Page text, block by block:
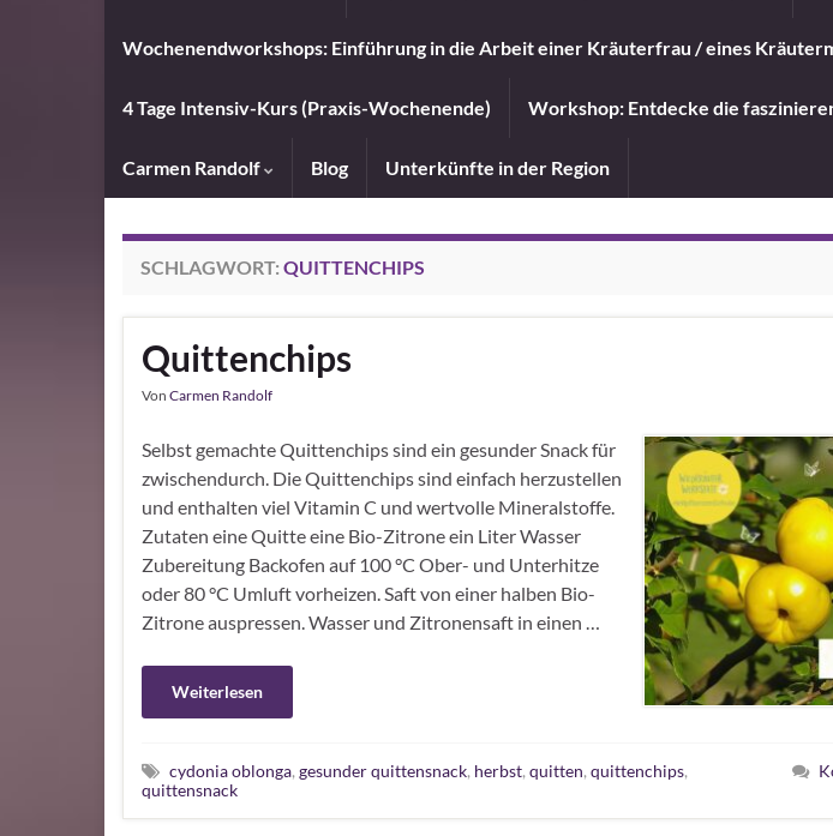
Wochenendworkshops: Einführung in die Arbeit einer Kräuterfrau / eines
4 Tage Intensiv-Kurs (Praxis-Wochenende) Workshop: Entdecke die
Carmen Randolf Blog Unterkünfte in der Region
SCHLAGWORT: QUITTENCHIPS
Quittenchips
Von Carmen Randolf
Selbst gemachte Quittenchips sind ein gesunder Snack für
zwischendurch. Die Quittenchips sind einfach herzustellen
und enthalten viel Vitamin C und wertvolle Mineralstoffe.
Zutaten eine Quitte eine Bio-Zitrone ein Liter Wasser
Zubereitung Backofen auf 100 °C Ober- und Unterhitze
oder 80 °C Umluft vorheizen. Saft von einer halben Bio-
Zitrone auspressen. Wasser und Zitronensaft in einen …
Weiterlesen
cydonia oblonga, gesunder quittensnack, herbst, quitten, quittenchips,
quittensnack